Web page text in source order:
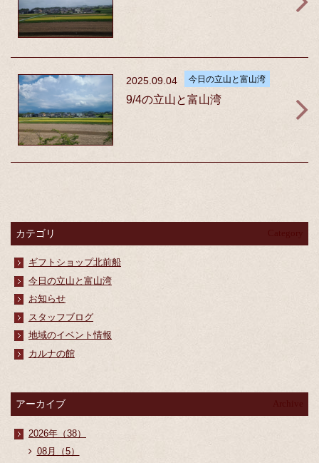
2025.09.04 今日の立山と富山湾
9/4の立山と富山湾
カテゴリ
ギフトショップ北前船
今日の立山と富山湾
お知らせ
スタッフブログ
地域のイベント情報
カルナの館
アーカイブ
2026年（38）
08月（5）